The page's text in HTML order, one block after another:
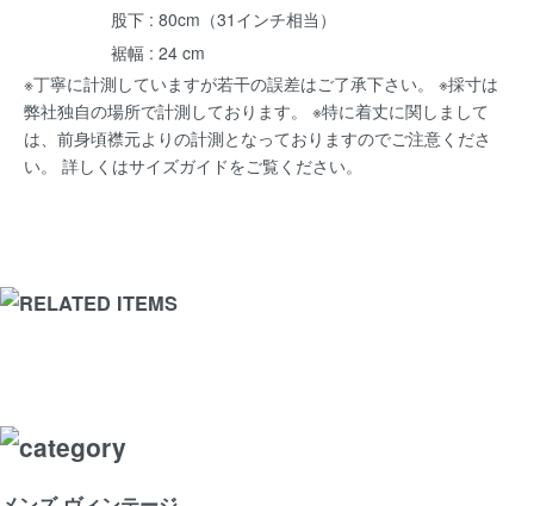
股下 : 80cm（31インチ相当）
裾幅 : 24 cm
※丁寧に計測していますが若干の誤差はご了承下さい。 ※採寸は
弊社独自の場所で計測しております。 ※特に着丈に関しまして
は、前身頃襟元よりの計測となっておりますのでご注意くださ
い。 詳しくはサイズガイドをご覧ください。